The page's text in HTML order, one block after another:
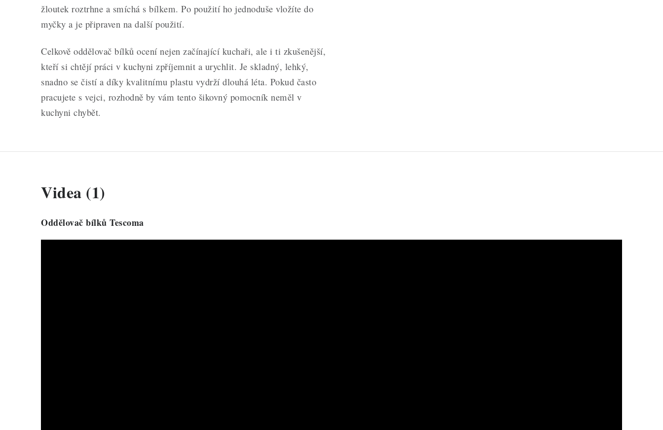
žloutek roztrhne a smíchá s bílkem. Po použití ho jednoduše vložíte do
myčky a je připraven na další použití.
Celkově oddělovač bílků ocení nejen začínající kuchaři, ale i ti zkušenější,
kteří si chtějí práci v kuchyni zpříjemnit a urychlit. Je skladný, lehký,
snadno se čistí a díky kvalitnímu plastu vydrží dlouhá léta. Pokud často
pracujete s vejci, rozhodně by vám tento šikovný pomocník neměl v
kuchyni chybět.
Videa (1)
Oddělovač bílků Tescoma